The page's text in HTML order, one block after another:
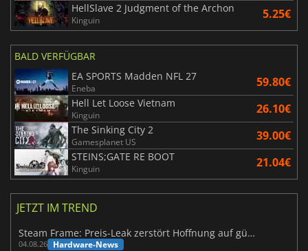
HellSlave 2 Judgment of the Archon
Kinguin 5.25€
BALD VERFÜGBAR
EA SPORTS Madden NFL 27
Eneba 59.80€
Hell Let Loose Vietnam
Kinguin 26.10€
The Sinking City 2
Gamesplanet US 39.00€
STEINS;GATE RE BOOT
Kinguin 21.04€
JETZT IM TREND
Steam Frame: Preis-Leak zerstört Hoffnung auf günstiges VR-Headset
04.08.26 Hardware-News